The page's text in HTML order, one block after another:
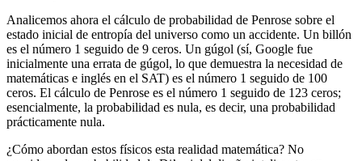
Analicemos ahora el cálculo de probabilidad de Penrose sobre el
estado inicial de entropía del universo como un accidente. Un billón
es el número 1 seguido de 9 ceros. Un gúgol (sí, Google fue
inicialmente una errata de gúgol, lo que demuestra la necesidad de
matemáticas e inglés en el SAT) es el número 1 seguido de 100
ceros. El cálculo de Penrose es el número 1 seguido de 123 ceros;
esencialmente, la probabilidad es nula, es decir, una probabilidad
prácticamente nula.
¿Cómo abordan estos físicos esta realidad matemática? No